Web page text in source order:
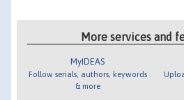
More services and
MyIDEAS
Follow serials, authors, keywords
& more